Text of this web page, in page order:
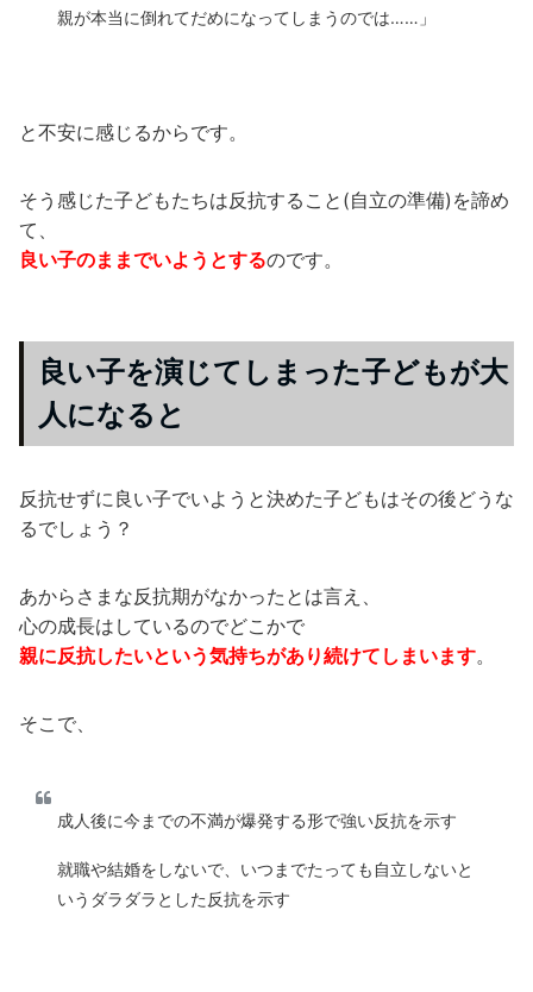
親が本当に倒れてだめになってしまうのでは……」
と不安に感じるからです。
そう感じた子どもたちは反抗すること(自立の準備)を諦め
て、
良い子のままでいようとするのです。
良い子を演じてしまった子どもが大
人になると
反抗せずに良い子でいようと決めた子どもはその後どうな
るでしょう？
あからさまな反抗期がなかったとは言え、
心の成長はしているのでどこかで
親に反抗したいという気持ちがあり続けてしまいます。
そこで、
成人後に今までの不満が爆発する形で強い反抗を示す
就職や結婚をしないで、いつまでたっても自立しないと
いうダラダラとした反抗を示す